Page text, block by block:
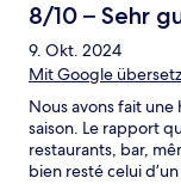
8/10 – Sehr
9. Okt. 2024
Mit Google
Nous avons fait
saison. Le rapport
restaurants, bar,
bien resté celui